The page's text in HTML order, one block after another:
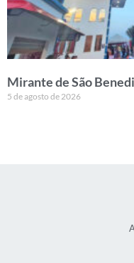
Mirante de São
5 de agosto de 2026